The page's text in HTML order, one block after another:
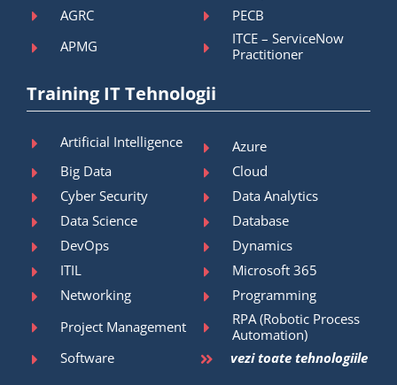
AGRC
PECB
APMG
ITCE – ServiceNow
Practitioner
Training IT Tehnologii
Artificial Intelligence
Azure
Big Data
Cloud
Cyber Security
Data Analytics
Data Science
Database
DevOps
Dynamics
ITIL
Microsoft 365
Networking
Programming
Project Management
RPA (Robotic Process
Automation)
Software
vezi toate tehnologiile